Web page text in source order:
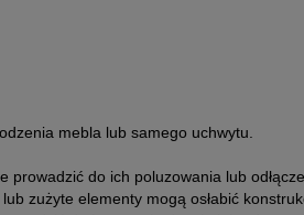
mebla lub samego uchwytu.
do ich poluzowania lub
zużyte elementy mogą osłabić